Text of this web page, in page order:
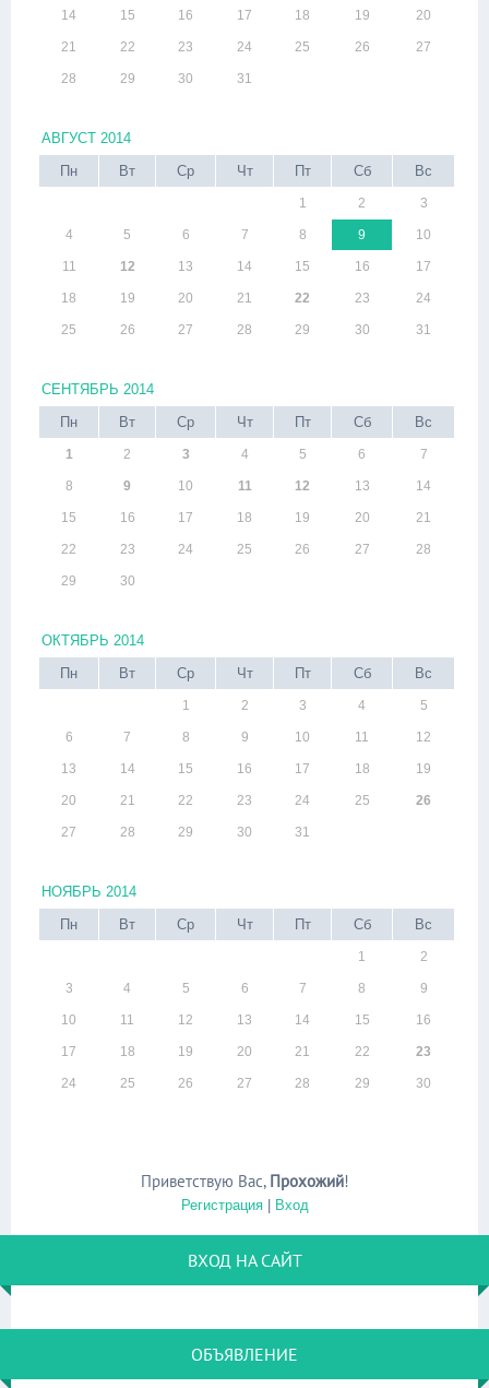
14 15 16 17 18 19 20
21 22 23 24 25 26 27
28 29 30 31
АВГУСТ 2014
Пн
Вт Ср Чт Пт Сб Вс
1 2 3
4 5 6 7 8 9 10
11 12 13 14 15 16 17
18 19 20 21 22 23 24
25 26 27 28 29 30 31
СЕНТЯБРЬ 2014
Пн
Вт Ср Чт Пт Сб Вс
1 2 3 4 5 6 7
8 9 10 11 12 13 14
15 16 17 18 19 20 21
22 23 24 25 26 27 28
29 30
ОКТЯБРЬ 2014
Пн
Вт Ср Чт Пт Сб Вс
1 2 3 4 5
6 7 8 9 10 11 12
13 14 15 16 17 18 19
20 21 22 23 24 25 26
27 28 29 30 31
НОЯБРЬ 2014
Пн
Вт Ср Чт Пт Сб Вс
1 2
3 4 5 6 7 8 9
10 11 12 13 14 15 16
17 18 19 20 21 22 23
24 25 26 27 28 29 30
Приветствую Вас, Прохожий!
Регистрация| Вход
ВХОД НА САЙТ
ОБЪЯВЛЕНИЕ